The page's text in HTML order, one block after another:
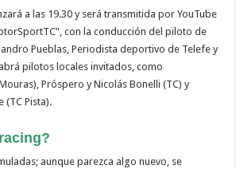
a las 19.30 y será transmitida por YouTube
con la conducción del piloto de
Pueblas, Periodista deportivo de Telefe y
pilotos locales invitados, como
Próspero y Nicolás Bonelli (TC) y
(TC Pista).
aunque parezca algo nuevo, se